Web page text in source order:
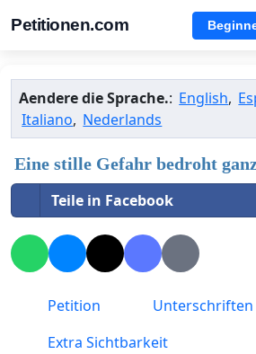
Petitionen.com
Aendere die Sprache.: English,
Italiano, Nederlands
Eine stille Gefahr bedroht
Teile in Facebook
Petition Unterschriften
Extra Sichtbarkeit